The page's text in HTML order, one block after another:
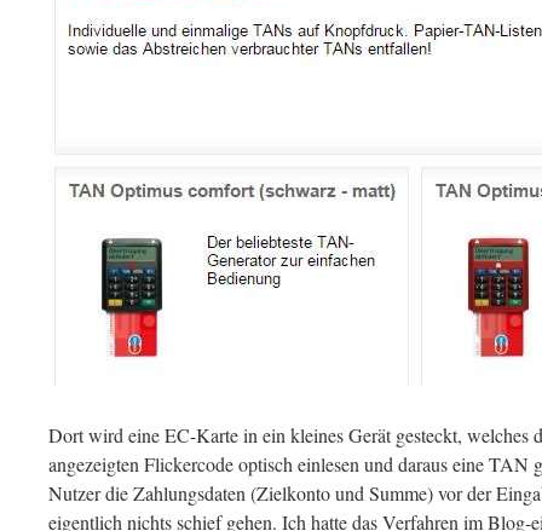
Dort wird eine EC-Karte in ein kleines Gerät gesteckt, welches
angezeigten Flickercode optisch einlesen und daraus eine TAN
Nutzer die Zahlungsdaten (Zielkonto und Summe) vor der
eigentlich nichts schief gehen. Ich hatte das Verfahren im Blog-